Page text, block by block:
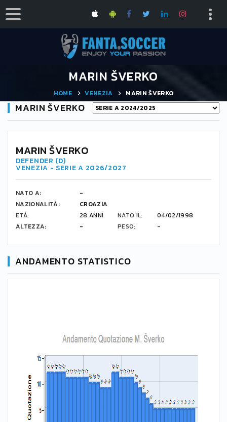
MARIN ŠVERKO
HOME VENEZIA MARIN ŠVERKO
MARIN ŠVERKO
MARIN ŠVERKO
DEFENDER (D)
VENEZIA - SERIE A 2026/2027
NATO A:
-
NAZIONALITÀ:
CROAZIA
ETÀ:
28 ANNI NATO IL:
04/02/1998
ALTEZZA:
- PESO: -
ANDAMENTO STATISTICO